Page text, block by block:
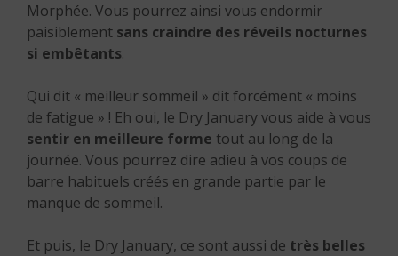
Morphée. Vous pourrez ainsi vous endormir
paisiblement sans craindre des réveils nocturnes
si embêtants.
Qui dit « meilleur sommeil » dit forcément « moins
de fatigue » ! Eh oui, le Dry January vous aide à vous
sentir en meilleure forme tout au long de la
journée. Vous pourrez dire adieu à vos coups de
barre habituels créés en grande partie par le
manque de sommeil.
Et puis, le Dry January, ce sont aussi de très belles